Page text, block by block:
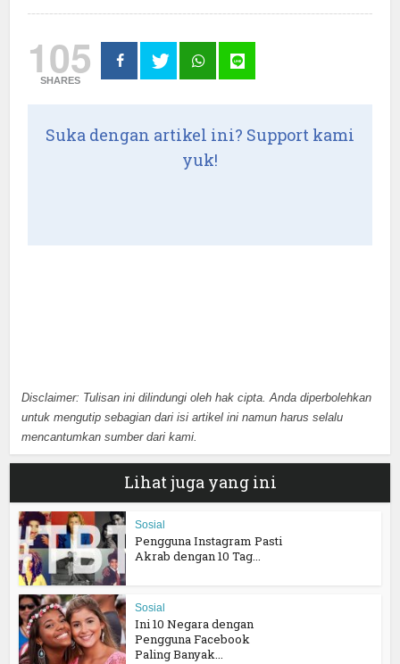
105
SHARES
Suka dengan artikel ini? Support kami
yuk!
Disclaimer: Tulisan ini dilindungi oleh hak cipta. Anda diperbolehkan
untuk mengutip sebagian dari isi artikel ini namun harus selalu
mencantumkan sumber dari kami.
Lihat juga yang ini
Sosial
Pengguna Instagram Pasti
Akrab dengan 10 Tag...
Sosial
Ini 10 Negara dengan
Pengguna Facebook
Paling Banyak...